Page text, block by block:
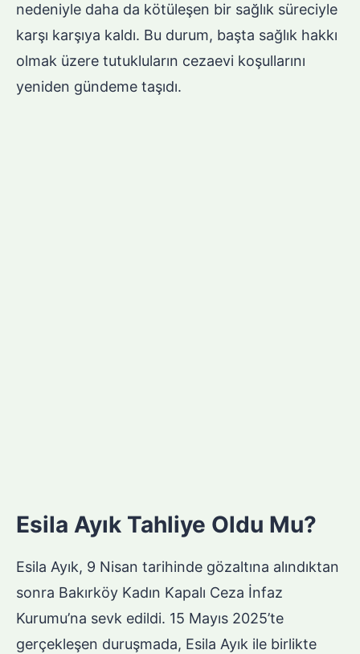
nedeniyle daha da kötüleşen bir sağlık süreciyle
karşı karşıya kaldı. Bu durum, başta sağlık hakkı
olmak üzere tutukluların cezaevi koşullarını
yeniden gündeme taşıdı.
Esila Ayık Tahliye Oldu Mu?
Esila Ayık, 9 Nisan tarihinde gözaltına alındıktan
sonra Bakırköy Kadın Kapalı Ceza İnfaz
Kurumu’na sevk edildi. 15 Mayıs 2025’te
gerçekleşen duruşmada, Esila Ayık ile birlikte